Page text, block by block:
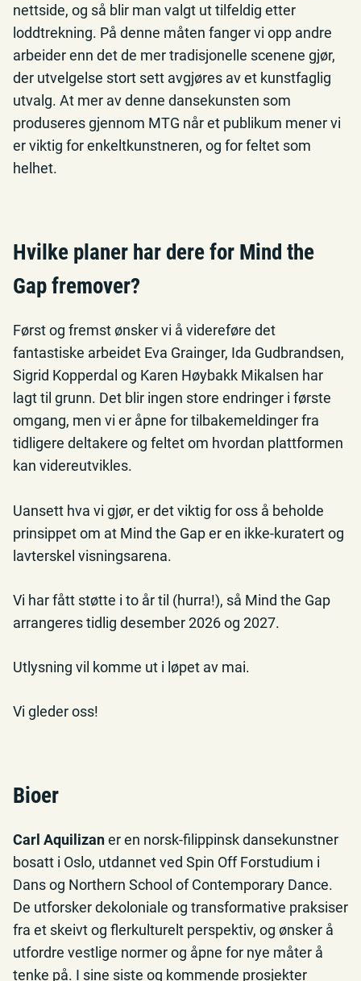
nettside, og så blir man valgt ut tilfeldig etter
loddtrekning. På denne måten fanger vi opp andre
arbeider enn det de mer tradisjonelle scenene gjør,
der utvelgelse stort sett avgjøres av et kunstfaglig
utvalg. At mer av denne dansekunsten som
produseres gjennom MTG når et publikum mener vi
er viktig for enkeltkunstneren, og for feltet som
helhet.
Hvilke planer har dere for Mind the
Gap fremover?
Først og fremst ønsker vi å videreføre det
fantastiske arbeidet Eva Grainger, Ida Gudbrandsen,
Sigrid Kopperdal og Karen Høybakk Mikalsen har
lagt til grunn. Det blir ingen store endringer i første
omgang, men vi er åpne for tilbakemeldinger fra
tidligere deltakere og feltet om hvordan plattformen
kan videreutvikles.
Uansett hva vi gjør, er det viktig for oss å beholde
prinsippet om at Mind the Gap er en ikke-kuratert og
lavterskel visningsarena.
Vi har fått støtte i to år til (hurra!), så Mind the Gap
arrangeres tidlig desember 2026 og 2027.
Utlysning vil komme ut i løpet av mai.
Vi gleder oss!
Bioer
Carl Aquilizaner en norsk-filippinsk dansekunstner
bosatt i Oslo, utdannet ved Spin Off Forstudium i
Dans og Northern School of Contemporary Dance.
De utforsker dekoloniale og transformative praksiser
fra et skeivt og flerkulturelt perspektiv, og ønsker å
utfordre vestlige normer og åpne for nye måter å
tenke på. I sine siste og kommende prosjekter